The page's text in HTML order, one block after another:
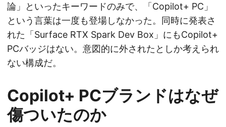
論」といったキーワードのみで、「Copilot+ PC」
という言葉は一度も登場しなかった。同時に発表さ
れた「Surface RTX Spark Dev Box」にもCopilot+
PCバッジはない。意図的に外されたとしか考えられ
ない構成だ。
Copilot+ PCブランドはなぜ
傷ついたのか